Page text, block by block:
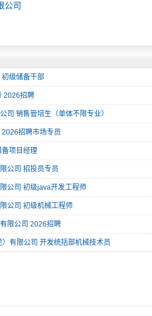
公司
级储备干部
2026招聘
司 销售管培生（单体不限专业）
招聘市场专员
备项目经理
公司 招投员专员
公司 初级java开发工程师
公司 初级机械工程师
限公司 2026招聘
有限公司 开发统括部机械技术员